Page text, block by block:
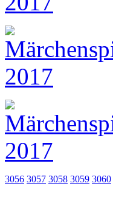
3056 3057 3058 3059 3060